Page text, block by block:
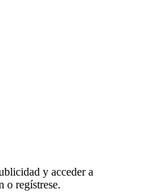
y acceder a
o regístrese.